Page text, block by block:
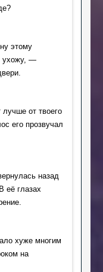
этому
ухожу, —
от твоего
его прозвучал
назад
её глазах
хуже многим
на